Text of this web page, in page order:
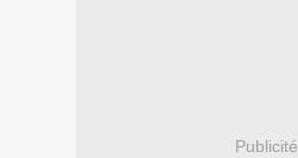
Publicité